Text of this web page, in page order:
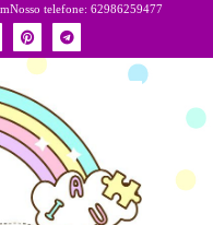
Nosso telefone: 62986259477